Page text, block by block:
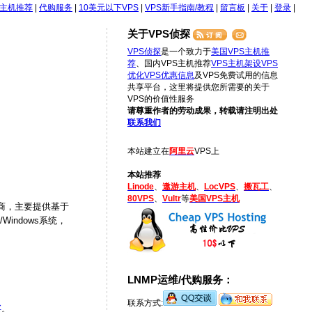
机推荐 代购服务 10美元以下VPS VPS新手指南/教程 留言板 关于 登录
，主要提供基于
系统，
。
关于VPS侦探
VPS侦探是一个致力于美国VPS主机推
荐 、国内VPS主机推荐VPS主机架设VPS
优化VPS优惠信息 及VPS免费试用的信息
共享平台，这里将提供您所需要的关于
VPS的价值性服务
请尊重作者的劳动成果，转载请注明出处
联系我们
本站建立在阿里云VPS上
本站推荐
Linode
遨游主机、 LocVPS 搬瓦工
80VPS
Vultr等美国VPS主机
LNMP运维/代购服务：
联系方式: